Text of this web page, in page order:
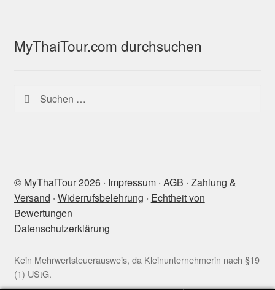
MyThaiTour.com durchsuchen
Suchen
nach:
© MyThaiTour 2026‧ Impressum‧ AGB ‧ Zahlung &
Versand ‧ Widerrufsbelehrung ‧ Echtheit von
Bewertungen
Datenschutzerklärung
Kein Mehrwertsteuerausweis, da Kleinunternehmerin nach §19
(1) UStG.